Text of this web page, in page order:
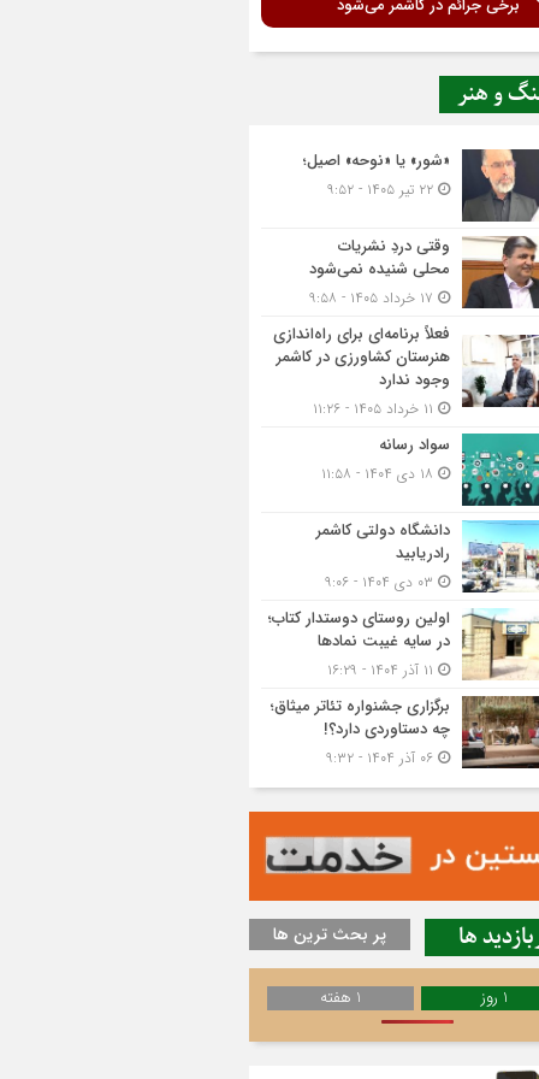
و هنر
«شور» یا «نوحه» اصیل؛
وقتی دردِ نشریات
محلی شنیده نمی‌شود
فعلاً برنامه‌ای برای راه‌اندازی
هنرستان کشاورزی در کاشمر
وجود ندارد
سواد رسانه
دانشگاه دولتی کاشمر‌
رادریابید
اولین روستای دوستدار کتاب؛
در سایه غیبت نمادها
برگزاری جشنواره تئاتر میثاق؛
چه دستاوردی دارد؟!
ها پر بحث ترین ها
1 روز 1 هفته